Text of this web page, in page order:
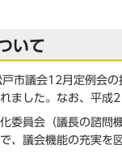
いて
市議会12月定例会
ました。なお、平成
委員会（議長の諮問
、議会機能の充実を